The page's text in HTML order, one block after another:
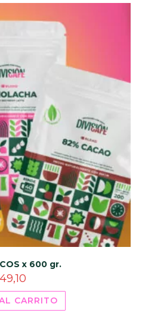
x 600 gr.
CARRITO